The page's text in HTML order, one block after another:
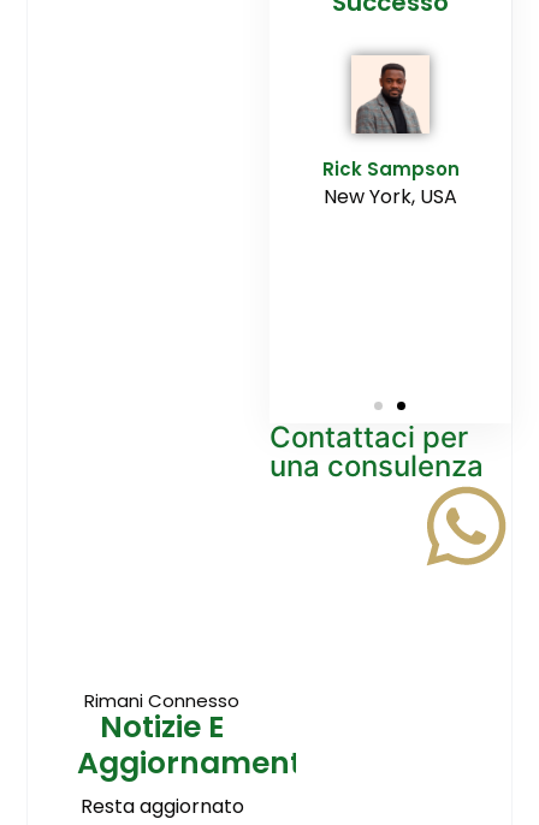
Rick Sampson
New York, USA
Contattaci per
una consulenza
Rimani Connesso
Notizie E
Aggiornamenti
Resta aggiornato